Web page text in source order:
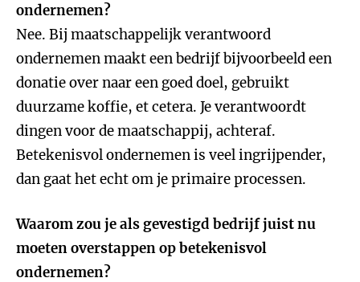
ondernemen?
Nee. Bij maatschappelijk verantwoord
ondernemen maakt een bedrijf bijvoorbeeld een
donatie over naar een goed doel, gebruikt
duurzame koffie, et cetera. Je verantwoordt
dingen voor de maatschappij, achteraf.
Betekenisvol ondernemen is veel ingrijpender,
dan gaat het echt om je primaire processen.
Waarom zou je als gevestigd bedrijf juist nu
moeten overstappen op betekenisvol
ondernemen?